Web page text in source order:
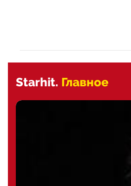
Starhit. Главное